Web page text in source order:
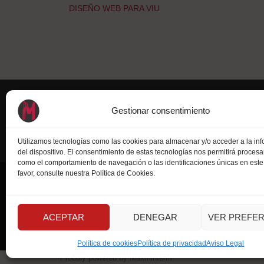
Gestionar consentimiento
Utilizamos tecnologías como las cookies para almacenar y/o acceder a la
del dispositivo. El consentimiento de estas tecnologías nos permitirá
como el comportamiento de navegación o las identificaciones únicas en
favor, consulte nuestra Política de Cookies.
ACEPTAR DENEGAR VER
Política de cookiesPolítica de privacidadAviso Legal
Navegación
DISEÑO WEB PARA VIU
¡Síguenos!
Proudly powered by Maxminterm